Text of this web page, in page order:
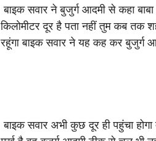
बाइक सवार ने बुजुर्ग आदमी से कहा
किलोमीटर दूर है पता नहीं तुम कब
रहूंगा बाइक सवार ने यह कह कर बुजुर्ग
बाइक सवार अभी कुछ दूर ही पहुंचा